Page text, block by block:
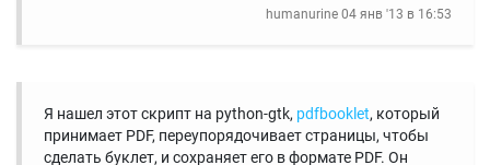
humanurine 04 янв '13 в 16:53
Я нашел этот скрипт на python-gtk, pdfbooklet, который
принимает PDF, переупорядочивает страницы, чтобы
сделать буклет, и сохраняет его в формате PDF. Он